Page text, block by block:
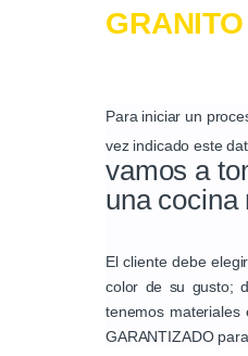
Para iniciar un
vez indicado este
vamos a
una cocina
El cliente debe
color de su gusto;
tenemos materiales
GARANTIZADO